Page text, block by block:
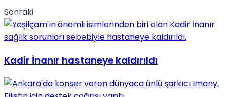
Sonraki
Kadir İnanır hastaneye kaldırıldı